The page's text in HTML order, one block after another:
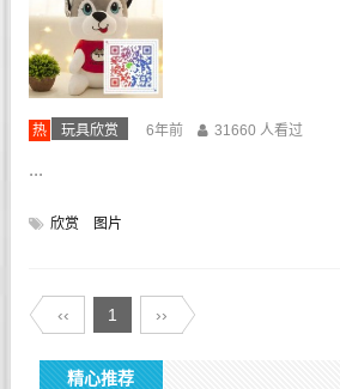
热 玩具欣赏 6年前 31660 人看过
...
欣赏 图片
‹‹ 1 ››
精心推荐